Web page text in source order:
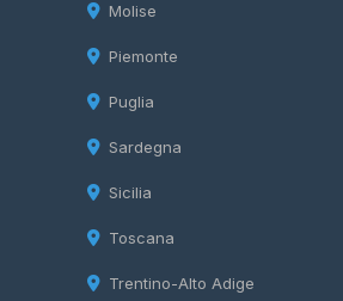
Molise
Piemonte
Puglia
Sardegna
Sicilia
Toscana
Trentino-Alto Adige